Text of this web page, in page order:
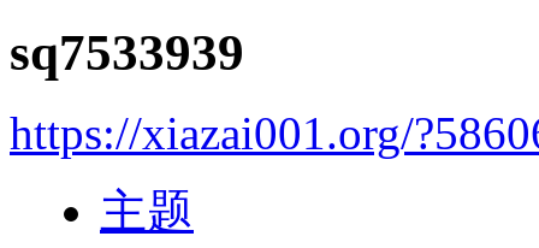
sq7533939
https://xiazai001.org/
主题